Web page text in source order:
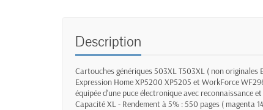
Description
Cartouches génériques 503XL T503XL ( non originales
Expression Home XP5200 XP5205 et WorkForce
équipée d'une puce électronique avec reconnaissance
Capacité XL - Rendement à 5% : 550 pages ( magenta